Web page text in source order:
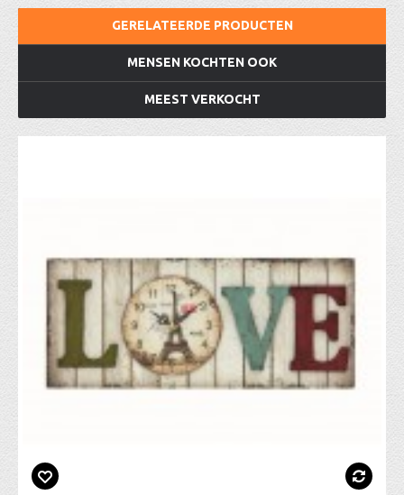
GERELATEERDE PRODUCTEN
MENSEN KOCHTEN OOK
MEEST VERKOCHT